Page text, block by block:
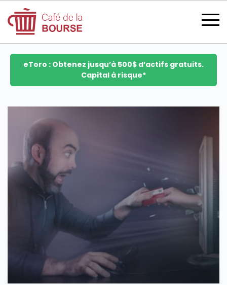
se connecter
CATÉGORIES
eToro : Obtenez jusqu’à 500$ d’actifs gratuits.
Capital à risque*